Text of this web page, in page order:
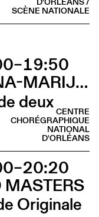
SCÈNE NATIONALE
ANNA-MARIJA ADOMAITYTÉ
deux CENTRE
CHORÉGRAPHIQUE
NATIONAL
D'ORLÉANS
MASTERS
Originale